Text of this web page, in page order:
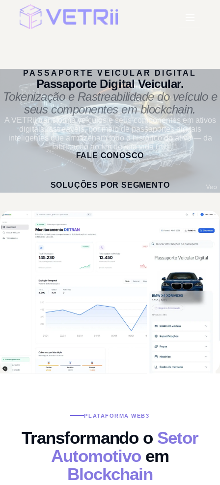
PASSAPORTE VEICULAR DIGITAL
Passaporte Digital Veicular.
Tokenização e Rastreabilidade do veículo e
seus componentes em blockchain.
A VETRii transforma veículos e seus componentes em ativos
digitais rastreavéis, por meio depassaportes digitais
inteligentesque armazenam todo o histórico do ativo — da
fabricação ao fim de sua vida útil.
FALE CONOSCO
SOLUÇÕES POR SEGMENTO
PLATAFORMA WEB3
Transformando o Setor
Automotivo em
Blockchain